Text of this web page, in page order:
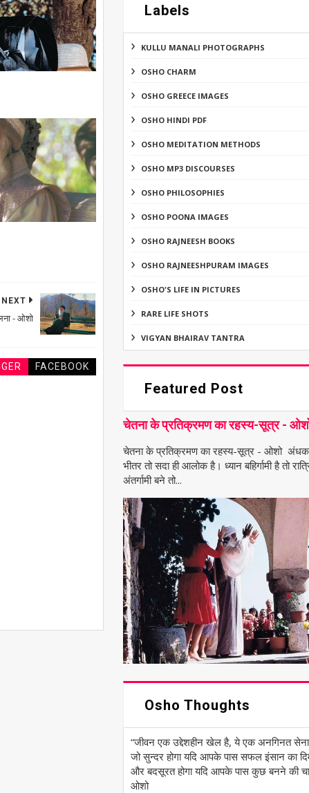
NEXT
- ओशो
FACEBOOK
Labels
KULLU MANALI PHOTOGRAPHS
OSHO CHARM
OSHO GREECE IMAGES
OSHO HINDI PDF
OSHO MEDITATION METHODS
OSHO MP3 DISCOURSES
OSHO PHILOSOPHIES
OSHO POONA IMAGES
OSHO RAJNEESH BOOKS
OSHO RAJNEESHPURAM IMAGES
OSHO'S LIFE IN PICTURES
RARE LIFE SHOTS
VIGYAN BHAIRAV TANTRA
Featured Post
चेतना के प्रतिक्रमण का रहस्य-सूत्र -
चेतना के प्रतिक्रमण का रहस्य-सूत्र - ओशो
भीतर तो सदा ही आलोक है। ध्यान बहिर्गामी है तो
अंतर्गामी बने तो...
Osho Thoughts
“जीवन एक उद्देशहीन खेल है, ये एक अनगिनत
जो सुन्दर होगा यदि आपके पास सफल इंसान का
और बदसूरत होगा यदि आपके पास कुछ बनने की
ओशो